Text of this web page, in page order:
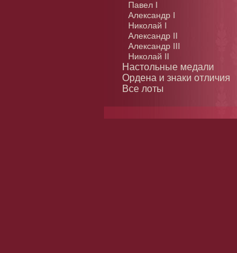
Павел I
Александр I
Николай I
Александр II
Александр III
Николай II
Настольные медали
Ордена и знаки отличия
Все лоты